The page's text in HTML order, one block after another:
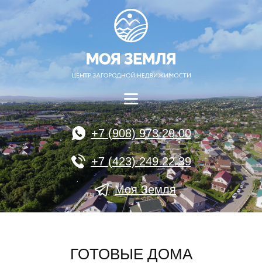
+7 (908) 973 29 00
+7 (423) 249 22 39
Моя Земля
ГОТОВЫЕ ДОМА